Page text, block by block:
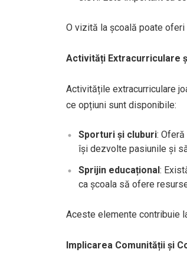
O vizită la școală poate
Activități Extracurriculare
Activitățile extracurriculare
ce opțiuni sunt disponibile:
Sporturi și cluburi:
își dezvolte pasiunile și
Sprijin educațional:
ca școala să ofere
Aceste elemente contribuie
Implicarea Comunității și